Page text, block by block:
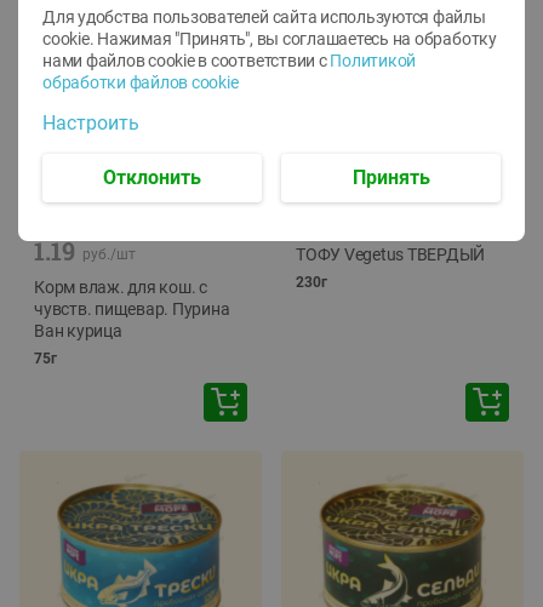
1.19 руб./шт
Корм влаж. для кош. с
чувств. пищевар. Пурина
Ван курица
75г
ТОФУ Vegetus ТВЕРДЫЙ
230г
Для удобства пользователей сайта используются файлы
cookie. Нажимая "Принять", вы соглашаетесь на обработку
нами файлов cookie в соответствии с Политикой
обработки файлов cookie
Настроить
Отклонить Принять